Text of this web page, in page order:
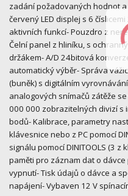
zadání požadovaných hodnot
červený LED displej s 6
aktivních funkcí- Pouzdro z
Čelní panel z hliníku, s
držákem- A/D 24bitová
automatický výběr- Správa
(buněk) s digitálním
analogových snímačů zátěže
000 000 zobrazitelných divizí s
bodů- Kalibrace, parametry
klávesnice nebo z PC pomocí
signálu pomocí DINITOOLS (3
paměti pro záznam dat o
vypnutí- Tisk údajů o dávce a
napájení- Vybaven 12 V